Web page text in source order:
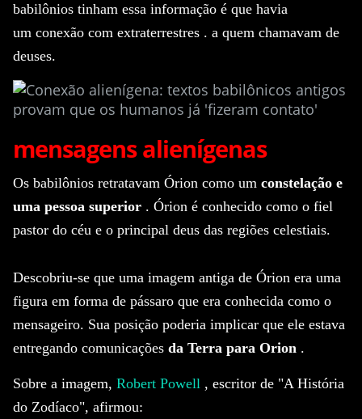
babilônios tinham essa informação é que havia
um conexão com extraterrestres . a quem chamavam de
deuses.
mensagens alienígenas
Os babilônios retratavam Órion como um constelação e
uma pessoa superior . Órion é conhecido como o fiel
pastor do céu e o principal deus das regiões celestiais.
Descobriu-se que uma imagem antiga de Órion era uma
figura em forma de pássaro que era conhecida como o
mensageiro. Sua posição poderia implicar que ele estava
entregando comunicações da Terra para Orion .
Sobre a imagem, Robert Powell , escritor de "A História
do Zodíaco", afirmou: